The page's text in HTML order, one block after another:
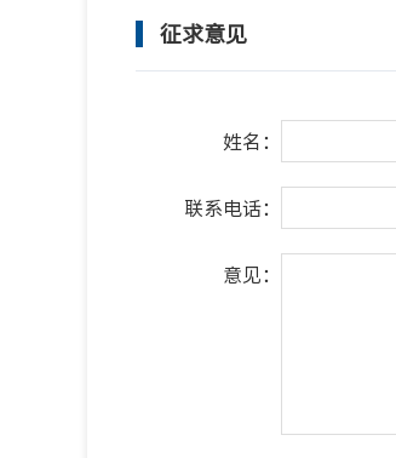
征求意见
姓名：
联系电话：
意见：